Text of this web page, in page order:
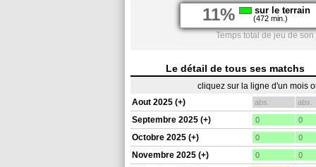
11% sur le terrain
(472 min.)
Temps total de jeu de
Le détail de tous ses matchs
cliquez sur la ligne d'un mois
Aout 2025 (+)
abs. abs.
Septembre 2025 (+) 0 0
Octobre 2025 (+) 0 0
Novembre 2025 (+) 0 0